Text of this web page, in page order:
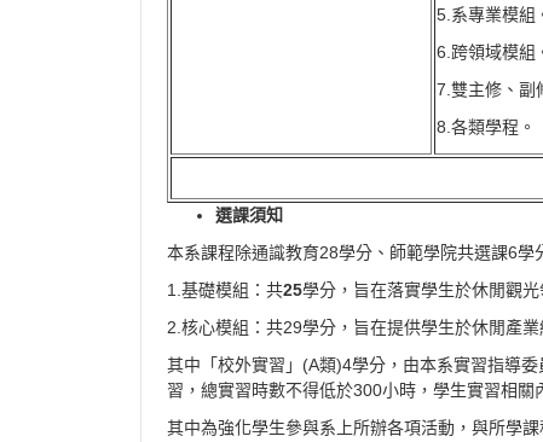
5.系專業模組
6.跨領域模組
7.雙主修、副
8.各類學程。
選課須知
本系課程除通識教育28學分、師範學院共選課6學
1.基礎模組：共25學分，旨在落實學生於休閒觀
2.核心模組：共29學分，旨在提供學生於休閒產
其中「校外實習」(A類)4學分，由本系實習指導
習，總實習時數不得低於300小時，學生實習相
其中為強化學生參與系上所辦各項活動，與所學